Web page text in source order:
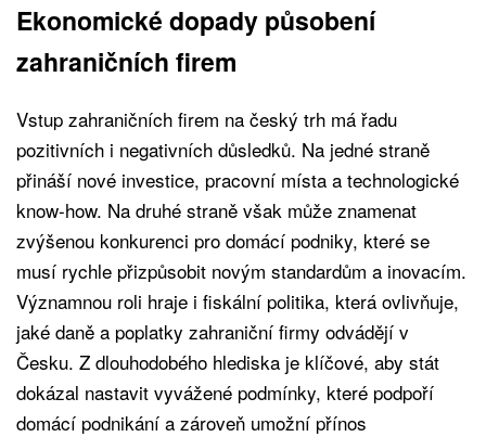
Ekonomické dopady působení
zahraničních firem
Vstup zahraničních firem na český trh má řadu
pozitivních i negativních důsledků. Na jedné straně
přináší nové investice, pracovní místa a technologické
know-how. Na druhé straně však může znamenat
zvýšenou konkurenci pro domácí podniky, které se
musí rychle přizpůsobit novým standardům a inovacím.
Významnou roli hraje i fiskální politika, která ovlivňuje,
jaké daně a poplatky zahraniční firmy odvádějí v
Česku. Z dlouhodobého hlediska je klíčové, aby stát
dokázal nastavit vyvážené podmínky, které podpoří
domácí podnikání a zároveň umožní přínos